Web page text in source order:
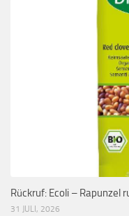
Rückruf: Ecoli – Rapunzel
31 JULI, 2026